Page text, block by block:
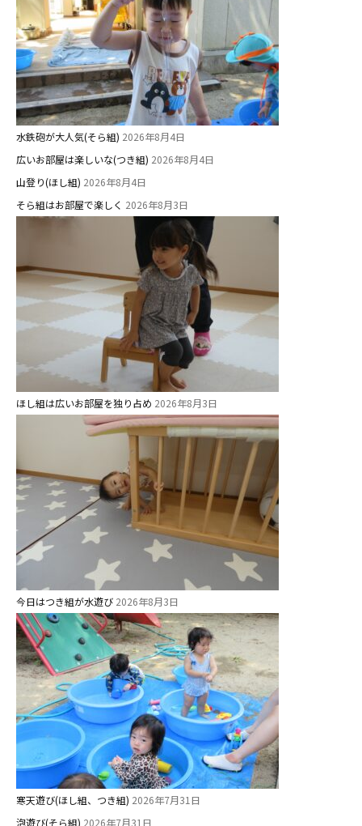
水鉄砲が大人気(そら組) 2026年8月4日
広いお部屋は楽しいな(つき組) 2026年8月4日
山登り(ほし組) 2026年8月4日
そら組はお部屋で楽しく 2026年8月3日
ほし組は広いお部屋を独り占め 2026年8月3日
今日はつき組が水遊び 2026年8月3日
寒天遊び(ほし組、つき組) 2026年7月31日
泡遊び(そら組) 2026年7月31日
美⽊多幼稚園の理想
園の1⽇
年間⾏事
預かり保育［ヒラソル ]
美⽊多チコス
美⽊多チコスについて
美⽊多チコスブログ
未就園児クラス
0歳親子登園［マカロンクラス ]
1歳・2歳親子登園［マリポサクラ
ス ]
2歳児ひとり登園［ゆず組 ]
グループ施設・
関係先リンク
学校法⼈鴨⾕学園 鳳幼稚園
学校法⼈諏訪森学園 諏訪森幼稚
園
⼤阪府私⽴幼稚園連盟
社会福祉法人野田福祉会